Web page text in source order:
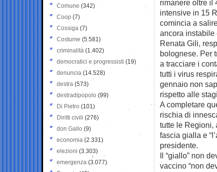
rimanere oltre il
intensive in 15
comincia a
ancora instabile
Renata Gili,
bolognese. Per
a tracciare i
tutti i virus
gennaio non
rispetto alle
A completare
rischia di
tutte le Regioni,
fascia gialla e
presidente.
Il “giallo” non
vaccino “non
Comune (342)
Coop (7)
Cossiga (7)
Costume (5.581)
criminalità (1.402)
democratici e progressisti (19)
denuncia (14.528)
destra (573)
destradipopolo (99)
Di Pietro (101)
Diritti civili (276)
don Gallo (9)
economia (2.331)
elezioni (3.303)
emergenza (3.077)